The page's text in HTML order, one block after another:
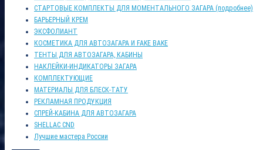
СТАРТОВЫЕ КОМПЛЕКТЫ ДЛЯ МОМЕНТАЛЬНОГО ЗАГАРА (подробнее)
БАРЬЕРНЫЙ КРЕМ
ЭКСФОЛИАНТ
КОСМЕТИКА ДЛЯ АВТОЗАГАРА И FAKE BAKE
ТЕНТЫ ДЛЯ АВТОЗАГАРА, КАБИНЫ
НАКЛЕЙКИ-ИНДИКАТОРЫ ЗАГАРА
КОМПЛЕКТУЮЩИЕ
МАТЕРИАЛЫ ДЛЯ БЛЕСК-ТАТУ
РЕКЛАМНАЯ ПРОДУКЦИЯ
СПРЕЙ-КАБИНА ДЛЯ АВТОЗАГАРА
SHELLAC CND
Лучшие мастера России